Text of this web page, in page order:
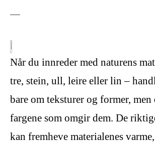
Når du innreder med naturens
tre, stein, ull, leire eller lin –
bare om teksturer og former, men
fargene som omgir dem. De
kan fremheve materialenes